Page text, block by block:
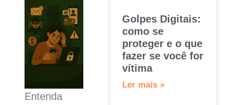
Entenda
Golpes Digitais:
como se
proteger e o que
fazer se você for
vítima
Ler mais »